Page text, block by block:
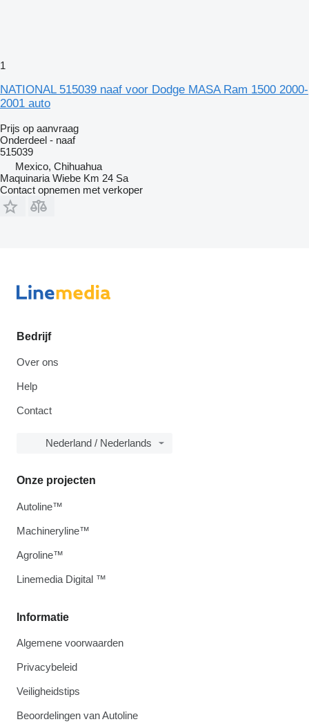
1
NATIONAL 515039 naaf voor Dodge MASA Ram 1500 2000-
2001 auto
Prijs op aanvraag
Onderdeel - naaf
515039
Mexico, Chihuahua
Maquinaria Wiebe Km 24 Sa
Contact opnemen met verkoper
Bedrijf
Over ons
Help
Contact
Nederland / Nederlands
Informatie
Algemene voorwaarden
Privacybeleid
Veiligheidstips
Beoordelingen van Autoline
Onze projecten
Autoline™
Machineryline™
Agroline™
Linemedia Digital ™